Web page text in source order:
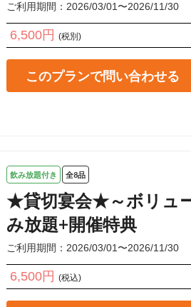
ご利用期間：2026/03/01〜2026/11/30
6,500円 (税別)
このプランで問い合わせる
飲み放題付き 全8品
★貸切宴会★～ボリュ
み放題+開催特典
ご利用期間：2026/03/01〜2026/11/30
6,500円 (税込)